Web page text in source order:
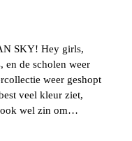
SKY! Hey girls,
en de scholen weer
weer geshopt
veel kleur ziet,
ook wel zin om…